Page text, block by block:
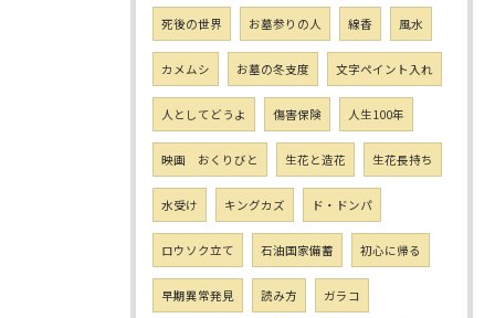
死後の世界 お墓参りの人 線香 風水
カメムシ お墓の冬支度 文字ペイント入れ
人としてどうよ 傷害保険 人生100年
映画 おくりびと 生花と造花 生花長持ち
水受け キングカズ ド・ドンパ
ロウソク立て 石油国家備蓄 初心に帰る
早期異常発見 読み方 ガラコ